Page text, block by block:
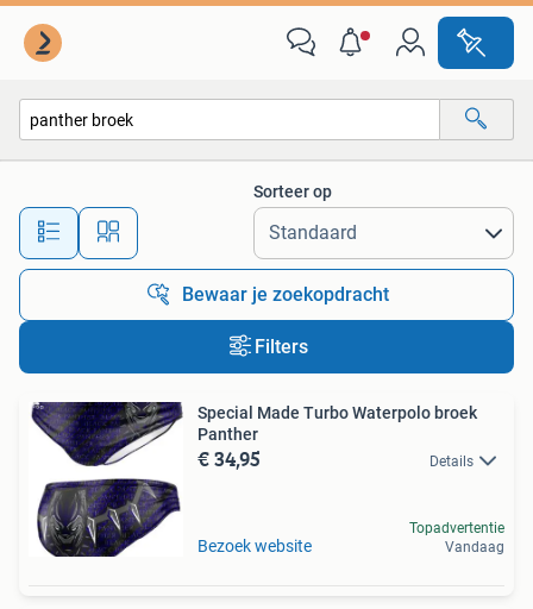
Alle afstanden…
Sorteer op
Bewaar je zoekopdracht
Filters
Special Made Turbo Waterpolo broek
Panther
€ 34,95 Details
Bezoek website
Topadvertentie
Vandaag